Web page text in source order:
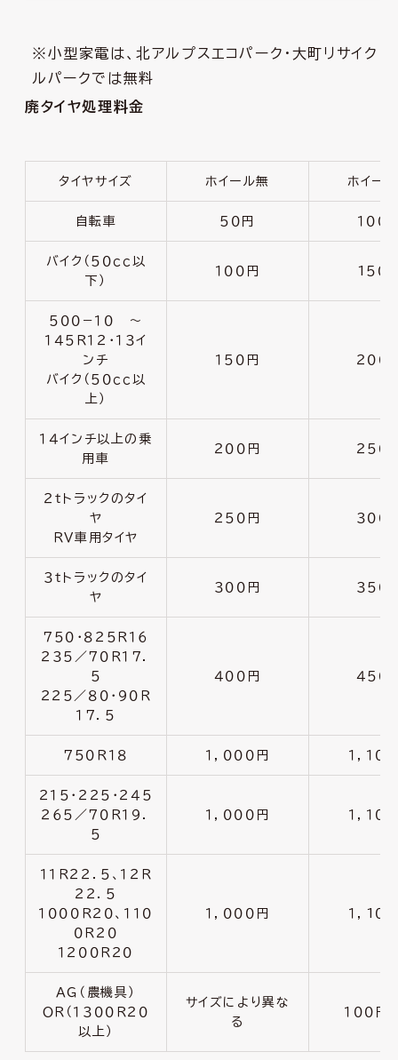
※小型家電は、北アルプスエコパーク・大町リサイク
ルパークでは無料
廃タイヤ処理料金
タイヤサイズ ホイール無 ホイー
自転車 ５０円 １００
バイク（５０ｃｃ以
下）
１００円 1５０
５００−１０ 〜
１４５Ｒ１２・１３イ
ンチ
バイク（５０ｃｃ以
上）
１５０円 ２００
１４インチ以上の乗
用車
２００円 ２５０
２ｔトラックのタイ
ヤ
ＲＶ車用タイヤ
２５０円 ３００
３ｔトラックのタイ
ヤ
３００円 ３５０
７５０・８２５Ｒ１６
２３５／７０Ｒ１７．
５
２２５／８０・９０Ｒ
１７．５
４００円 ４５０
７５０Ｒ１８ １，０００円 １，１０
２１５・２２５・２４５
２６５／７０Ｒ１９．
５
１，０００円 １，１０
１１Ｒ２２．５、１２Ｒ
２２．５
１０００Ｒ２０、１１０
０Ｒ２０
１２００Ｒ２０
１，０００円 １，1０
ＡＧ（農機具）
ＯＲ（１３００Ｒ２０
以上）
サイズにより異な
る
１００円